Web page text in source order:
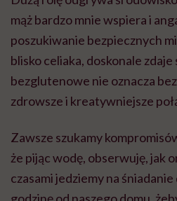
mąż bardzo mnie wspiera i
poszukiwanie bezpiecznych
blisko celiaka, doskonale zdaje
bezglutenowe nie oznacza
zdrowsze i kreatywniejsze
Zawsze szukamy
że pijąc wodę, obserwuję, jak
czasami jedziemy na